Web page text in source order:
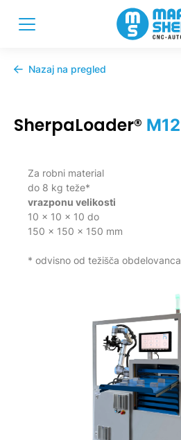
Nazaj na pregled
SherpaLoader® M12
Za robni material
do 8 kg teže*
vrazponu velikosti
10 x 10 x 10 do
150 x 150 x 150 mm
* odvisno od težišča obdelovanca